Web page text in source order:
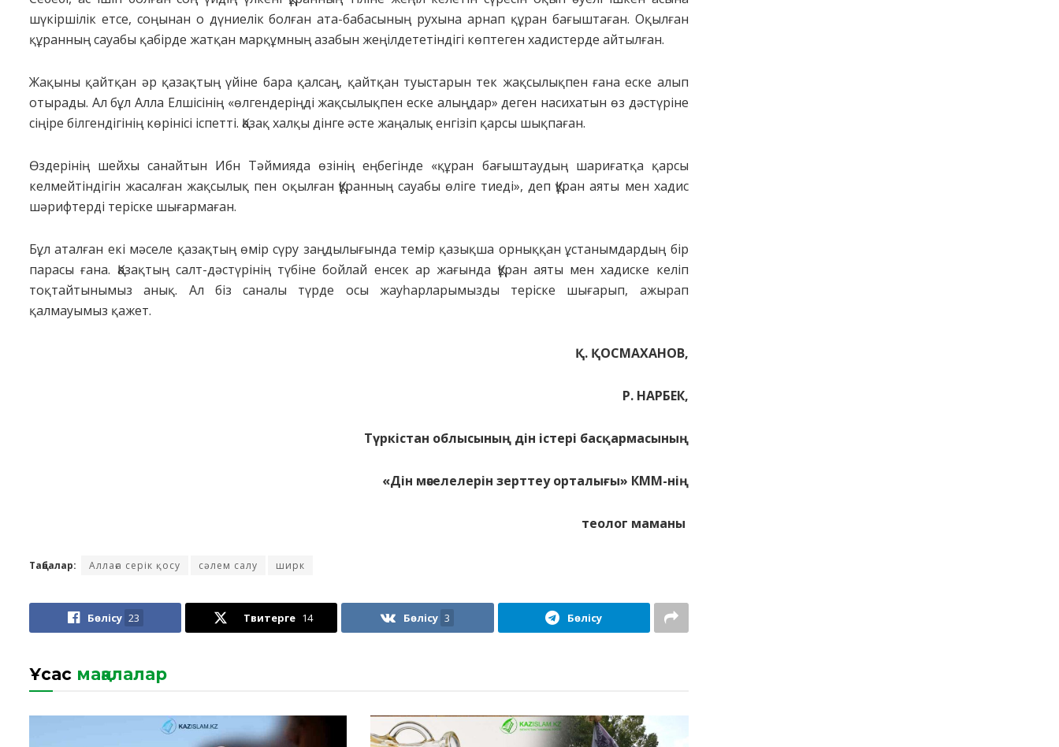
шүкіршілік етсе, соңынан о дүниелік болған ата-бабасының рухына арнап құран бағыштаған. Оқылған
құранның сауабы қабірде жатқан марқұмның азабын жеңілдететіндігі көптеген хадистерде айтылған.
Жақыны қайтқан әр қазақтың үйіне бара қалсаң, қайтқан туыстарын тек жақсылықпен ғана еске алып
отырады. Ал бұл Алла Елшісінің «өлгендеріңді жақсылықпен еске алыңдар» деген насихатын өз дәстүріне
сіңіре білгендігінің көрінісі іспетті. Қазақ халқы дінге әсте жаңалық енгізіп қарсы шықпаған.
Өздерінің шейхы санайтын Ибн Тәймияда өзінің еңбегінде «құран бағыштаудың шариғатқа қарсы
келмейтіндігін жасалған жақсылық пен оқылған Құранның сауабы өліге тиеді», деп Құран аяты мен хадис
шәрифтерді теріске шығармаған.
Бұл аталған екі мәселе қазақтың өмір сүру заңдылығында темір қазықша орныққан ұстанымдардың бір
парасы ғана. Қазақтың салт-дәстүрінің түбіне бойлай енсек ар жағында Құран аяты мен хадиске келіп
тоқтайтынымыз анық. Ал біз саналы түрде осы жауһарларымызды теріске шығарып, ажырап
қалмауымыз қажет.
Қ.ҚОСМАХАНОВ,
Р.НАРБЕК,
Түркістан облысының дін істері басқармасының
«Дін мәселелерін зерттеу орталығы» КММ-нің
теолог маманы
Таңбалар: Аллаға серік қосу сәлем салу ширк
Бөлісу 23 Твитерге 14 Бөлісу 3 Бөлісу
Ұқсас мақалалар